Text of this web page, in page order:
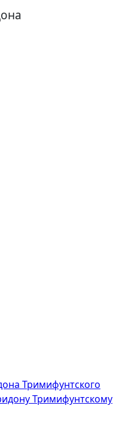
Тримифунтского
Тримифунтскому